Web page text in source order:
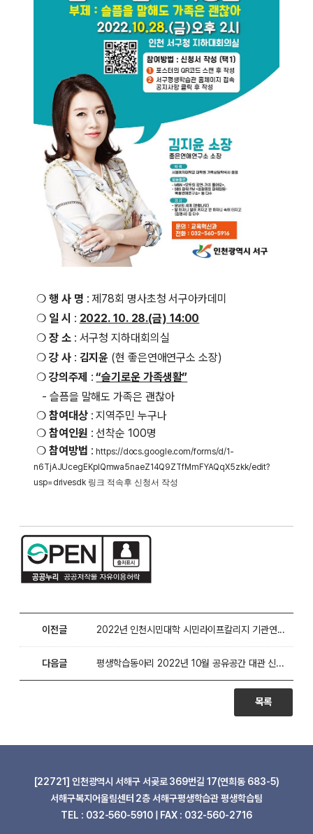
❍행 사 명 : 제78회 명사초청 서구아카데미
❍ 일 시 : 2022. 10. 28.(금) 14:00
❍장 소: 서구청 지하대회의실
❍강 사: 김지윤 (현 좋은연애연구소 소장)
❍강의주제 :“슬기로운 가족생활”
- 슬픔을 말해도 가족은 괜찮아
❍ 참여대상: 지역주민 누구나
❍참여인원 : 선착순 100명
❍참여방법 : https://docs.google.com/forms/d/1-
n6TjAJUcegEKpIQmwa5naeZ14Q9ZTfMmFYAQqX5zkk/edit?
usp=drivesdk링크 적속후 신청서 작성
이전글 2022년 인천시민대학 시민라이프칼리지 기관연계캠퍼스
다음글 평생학습동아리 2022년 10월 공유공간 대관 신청 (9월
목록
[22721] 인천광역시 서해구 서곶로 369번길 17(연희동 683-5)
서해구복지어울림센터 2층 서해구평생학습관 평생학습팀
TEL : 032-560-5910 | FAX : 032-560-2716